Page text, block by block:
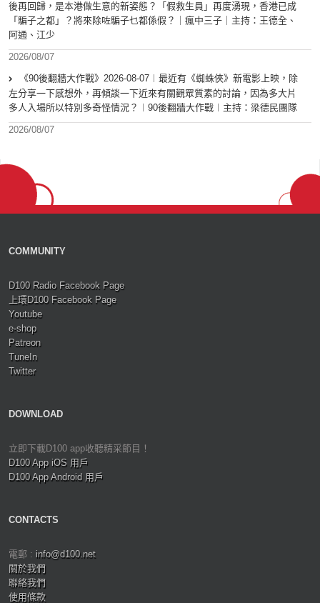
後再回歸，是本港做生意的新姿態？「假救生員」再度湧現，香港已成
「騙子之都」？將來除咗騙子乜都係假？｜瘋中三子｜主持：王德全、
阿通、江少
2026/08/07
《90後翻牆大作戰》2026-08-07︱最近有《蜘蛛俠》新電影上映，除
左分享一下感想外，再傾談一下近來有關觀眾質素的討論，因為多大片
多人入場所以特別多奇怪情況？︱90後翻牆大作戰︱主持：梁德民團隊
2026/08/07
COMMUNITY
D100 Radio Facebook Page
上環D100 Facebook Page
Youtube
e-shop
Patreon
TuneIn
Twitter
DOWNLOAD
立即下載D100 app收聽精采節目！
D100 App iOS 用戶
D100 App Android 用戶
CONTACTS
電郵 : info@d100.net
關於我們
聯絡我們
使用條款